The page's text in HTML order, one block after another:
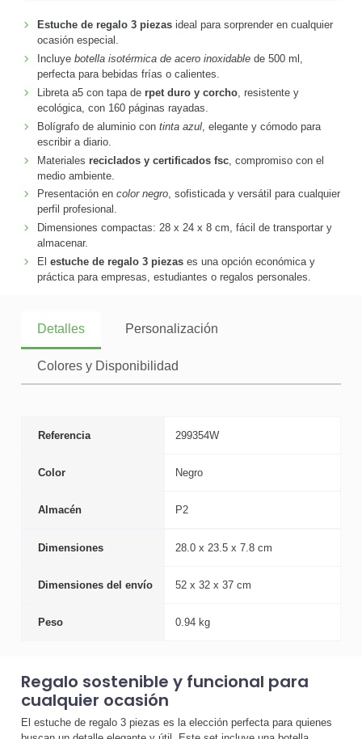
Estuche de regalo 3 piezasideal para sorprender en cualquier
ocasión especial.
Incluye botella isotérmica de acero inoxidablede 500 ml,
perfecta para bebidas frías o calientes.
Libreta a5 con tapa de rpet duro y corcho, resistente y
ecológica, con 160 páginas rayadas.
Bolígrafo de aluminio con tinta azul, elegante y cómodo para
escribir a diario.
Materiales reciclados y certificados fsc, compromiso con el
medio ambiente.
Presentación en color negro, sofisticada y versátil para cualquier
perfil profesional.
Dimensiones compactas: 28 x 24 x 8 cm, fácil de transportar y
almacenar.
El estuche de regalo 3 piezases una opción económica y
práctica para empresas, estudiantes o regalos personales.
Detalles Personalización
Colores y Disponibilidad
Referencia 299354W
Color Negro
Almacén P2
Dimensiones 28.0 x 23.5 x 7.8 cm
Dimensiones del envío 52 x 32 x 37 cm
Peso 0.94 kg
Regalo sostenible y funcional para
cualquier ocasión
El estuche de regalo 3 piezas es la elección perfecta para quienes